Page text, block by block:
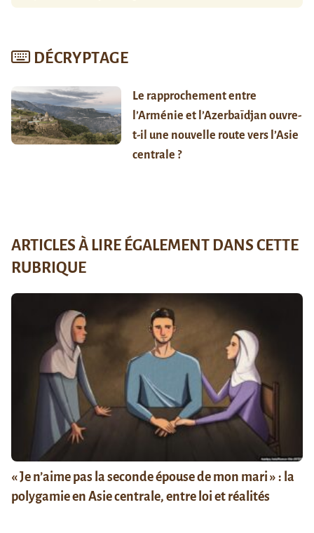
DÉCRYPTAGE
Le rapprochement entre
l’Arménie et l’Azerbaïdjan ouvre-
t-il une nouvelle route vers l’Asie
centrale ?
ARTICLES À LIRE ÉGALEMENT DANS CETTE
RUBRIQUE
« Je n’aime pas la seconde épouse de mon mari » : la
polygamie en Asie centrale, entre loi et réalités